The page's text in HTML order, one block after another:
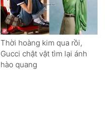
Thời hoàng kim qua rồi,
Gucci chật vật tìm lại ánh
hào quang